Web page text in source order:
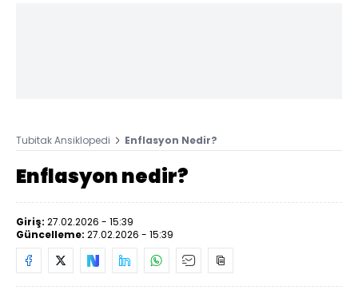
Tubitak Ansiklopedi Enflasyon Nedir?
Enflasyon nedir?
Giriş: 27.02.2026 - 15:39
Güncelleme: 27.02.2026 - 15:39